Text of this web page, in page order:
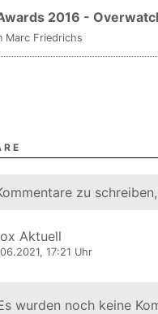
2016 -
Marc Friedrichs
zu
Aktuell
17:21 Uhr
wurden noch keine